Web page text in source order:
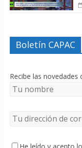
Boletín CAPAC
Recibe las novedades
He leído y acepto